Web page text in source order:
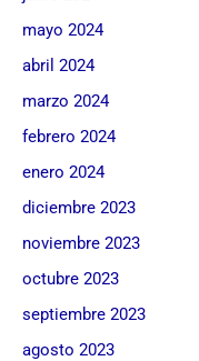
mayo 2024
abril 2024
marzo 2024
febrero 2024
enero 2024
diciembre 2023
noviembre 2023
octubre 2023
septiembre 2023
agosto 2023